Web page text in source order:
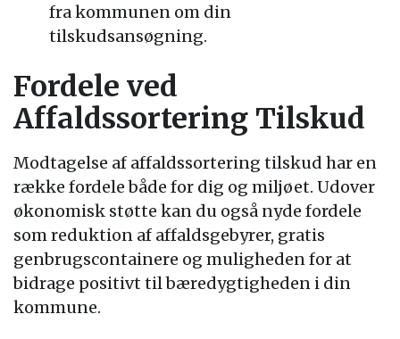
fra kommunen om din
tilskudsansøgning.
Fordele ved
Affaldssortering Tilskud
Modtagelse af affaldssortering tilskud har en
række fordele både for dig og miljøet. Udover
økonomisk støtte kan du også nyde fordele
som reduktion af affaldsgebyrer, gratis
genbrugscontainere og muligheden for at
bidrage positivt til bæredygtigheden i din
kommune.